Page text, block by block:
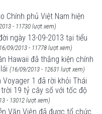
Chính phủ Việt Nam hiện
- 11730 lượt xem)
ngày 13-09-2013 tại tiểu
09/2013 - 11778 lượt xem)
Hawaii đã thắng kiện chính
(16/09/2013 - 12631 lượt xem)
Voyager 1 đã rời khỏi Thái
19 tỷ cây số với tốc độ
- 13012 lượt xem)
Văn Viên đã được tổ chức